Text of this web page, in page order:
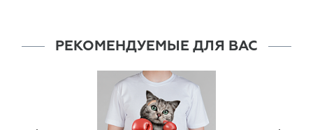
РЕКОМЕНДУЕМЫЕ ДЛЯ ВАС